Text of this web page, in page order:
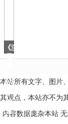
时
尚
《演
位》
中
的
五
本站所有文字、图片
其观点，本站亦不为
内容数据庞杂本站